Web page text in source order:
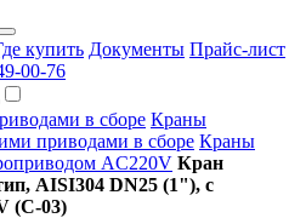
купить Документы Прайс-лист
00-76
в сборе Краны
приводами в сборе Краны
AC220V Кран
AISI304 DN25 (1"), с
(С-03)